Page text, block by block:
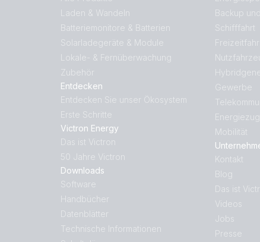
Laden & Wandeln
Batteriemonitore & Batterien
Solarladegeräte & Module
Lokale- & Fernüberwachung
Zubehör
Entdecken
Entdecken Sie unser Ökosystem
Erste Schritte
Victron Energy
Das ist Victron
50 Jahre Victron
Downloads
Software
Handbücher
Datenblätter
Technische Informationen
Backup
Schifffahrt
Gewerbe
Mobilität
Kontakt
Blog
Das ist
Videos
Jobs
Presse